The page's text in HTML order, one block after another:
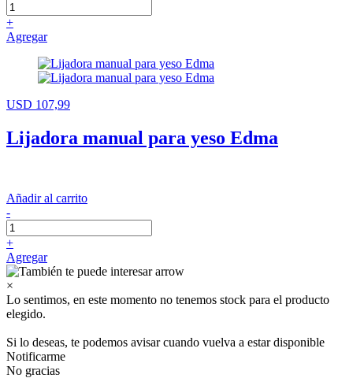
+
Agregar
USD 107,99
Lijadora manual para yeso Edma
Añadir al carrito
-
+
Agregar
×
Lo sentimos, en este momento no tenemos stock para el producto
elegido.
Si lo deseas, te podemos avisar cuando vuelva a estar disponible
Notificarme
No gracias